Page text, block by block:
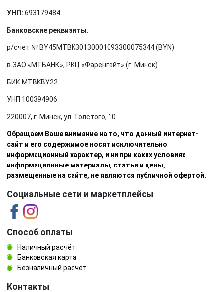
УНП: 693179484
Банковские реквизиты:
р/счет № BY45MTBK30130001093300075344 (BYN)
в ЗАО «МТБАНК», РКЦ «Фаренгейт» (г. Минск)
БИК MTBKBY22
УНП 100394906
220007, г. Минск, ул. Толстого, 10
Обращаем Ваше внимание на то, что данный интернет-
сайт и его содержимое носят исключительно
информационный характер, и ни при каких условиях
информационные материалы, статьи и цены,
размещенные на сайте, не являются публичной офертой.
Социальные сети и маркетплейсы
Способ оплаты
Наличный расчёт
Банковская карта
Безналичный расчёт
Контакты